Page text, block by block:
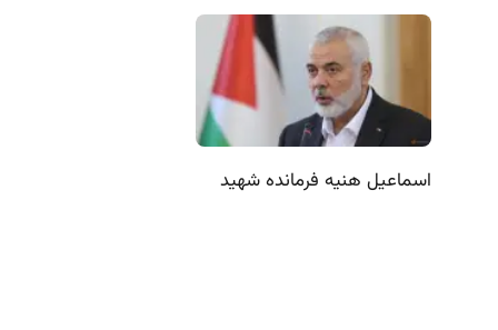
اسماعیل هنیه فرمانده شهید